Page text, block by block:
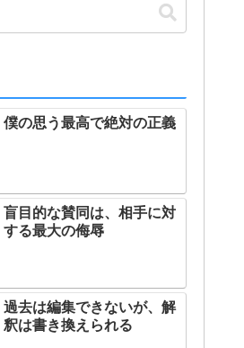
僕の思う最高で絶対の正義
盲目的な賛同は、相手に対
する最大の侮辱
過去は編集できないが、解
釈は書き換えられる